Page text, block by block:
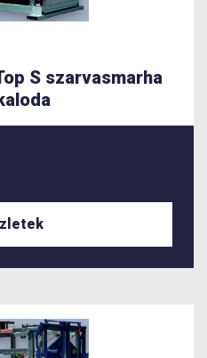
S szarvasmarha